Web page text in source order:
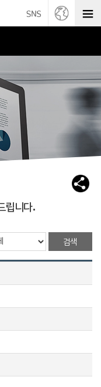
립니다.
검색